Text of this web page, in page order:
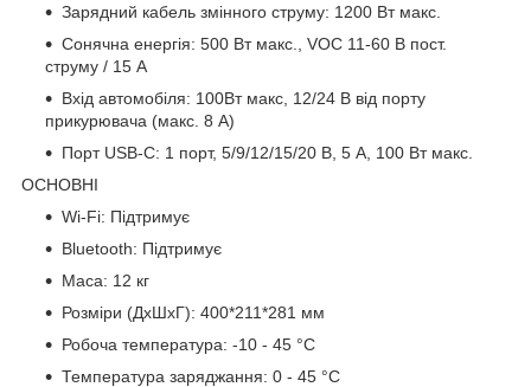
Зарядний кабель змінного струму: 1200 Вт макс.
Сонячна енергія: 500 Вт макс., VOC 11-60 В пост.
струму / 15 А
Вхід автомобіля: 100Вт макс, 12/24 В від порту
прикурювача (макс. 8 А)
Порт USB-C: 1 порт, 5/9/12/15/20 В, 5 A, 100 Вт макс.
ОСНОВНІ
Wi-Fi: Підтримує
Bluetooth: Підтримує
Маса: 12 кг
Розміри (ДхШхГ): 400*211*281 мм
Робоча температура: -10 - 45 °C
Температура заряджання: 0 - 45 °C